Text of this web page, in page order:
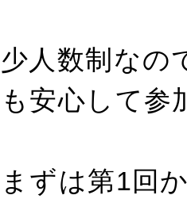
少人数制なの
も安心して参
まずは第1回